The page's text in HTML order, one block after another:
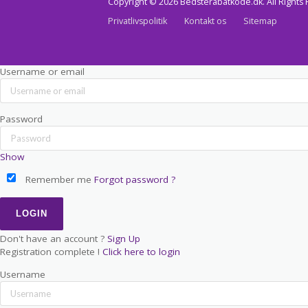
Privatlivspolitik
Kontakt os Sitemap
Username or email
Password
Show
Remember me Forgot password ?
Don't have an account ? Sign Up
Registration complete ! Click here to login
Username